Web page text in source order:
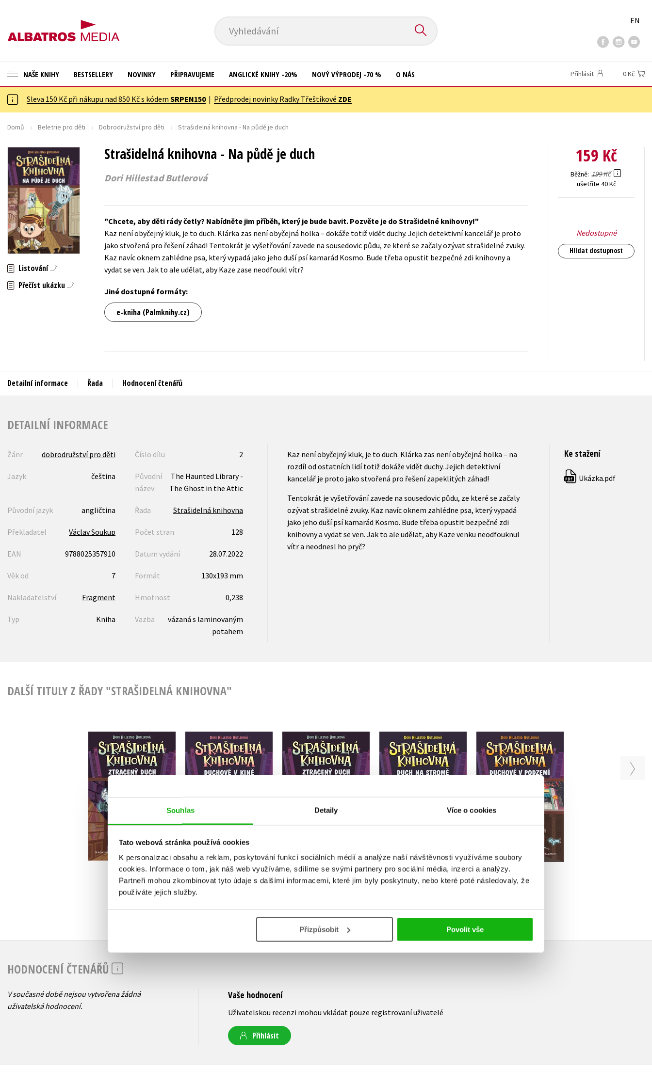
Souhlas Detaily Více o cookies
Tato webová stránka používá cookies
K personalizaci obsahu a reklam, poskytování funkcí sociálních médií a analýze naší návštěvnosti využíváme soubory
cookies. Informace o tom, jak náš web využíváme, sdílíme se svými partnery pro sociální média, inzerci a analýzy.
Partneři mohou zkombinovat tyto údaje s dalšími informacemi, které jim byly poskytnuty, nebo které poté následovaly, že
používáte jejich služby.
Přizpůsobit Povolit vše
Vyhledávání
EN
NAŠE KNIHY
ANGLICKÉ KNIHY -20 %
NOVÝ VÝPRODEJ -70 %
ASTERIX S DÁRKEM
🎁DÁRKOVÉ PUBLIKACE
✉️ DÁRKOVÉ POUKAZY
Auto - moto
Beletrie pro děti
Cestování
Dárkové publikace
Digitální fotografie
Esoterika a duchovní svět
Jazyky
Kalendáře
Kariéra a osobní rozvoj
Komiks
Kuchařky
New Adult
Ostatní
Populárně - naučná pro dospělé
Populárně - naučné pro děti
Předškoláci
Young adult (SK)
Zahraniční literatura
BESTSELLERY NOVINKY PŘIPRAVUJEME ANGLICKÉ KNIHY -20% NOVÝ VÝPRODEJ -70 % O NÁS Přihlásit 0 Kč
Sleva 150 Kč při nákupu nad 850 Kč s kódem SRPEN150| Předprodej novinky Radky Třeštíkové ZDE
Domů Beletrie pro děti Dobrodružství pro děti Strašidelná knihovna - Na půdě je duch
Strašidelná knihovna - Na půdě je duch
Dori Hillestad Butlerová
Listování
Přečíst ukázku
Chcete, aby děti rády četly? Nabídněte jim příběh, který je bude bavit. Pozvěte je do Strašidelné knihovny!
Kaz není obyčejný kluk, je to duch. Klárka zas není obyčejná holka – dokáže totiž vidět duchy. Jejich detektivní kancelář je proto
jako stvořená pro řešení záhad! Tentokrát je vyšetřování zavede na sousedovic půdu, ze které se začaly ozývat strašidelné zvuky.
Kaz navíc oknem zahlédne psa, který vypadá jako jeho duší psí kamarád Kosmo. Bude třeba opustit bezpečné zdi knihovny a
vydat se ven. Jak to ale udělat, aby Kaze zase neodfoukl vítr?
Jiné dostupné formáty:
e-kniha (Palmknihy.cz)
159 Kč
Běžně 199 Kč
ušetříte 40 Kč
Nedostupné
Hlídat dostupnost
Detailní informace Řada Hodnocení čtenářů
DETAILNÍ INFORMACE
Žánr dobrodružství pro děti Číslo dílu 2
Jazyk čeština
Původní
název
The Haunted Library -
The Ghost in the Attic
Původní jazyk angličtina Řada Strašidelná knihovna
Překladatel Václav Soukup Počet stran 128
EAN 9788025357910 Datum vydání 28.07.2022
Věk od 7 Formát 130x193 mm
Nakladatelství Fragment Hmotnost 0,238
Typ Kniha Vazba
vázaná s laminovaným
potahem
Kaz není obyčejný kluk, je to duch. Klárka zas není obyčejná holka – na
rozdíl od ostatních lidí totiž dokáže vidět duchy. Jejich detektivní
kancelář je proto jako stvořená pro řešení zapeklitých záhad!
Tentokrát je vyšetřování zavede na sousedovic půdu, ze které se začaly
ozývat strašidelné zvuky. Kaz navíc oknem zahlédne psa, který vypadá
jako jeho duší psí kamarád Kosmo. Bude třeba opustit bezpečné zdi
knihovny a vydat se ven. Jak to ale udělat, aby Kaze venku neodfouknul
vítr a neodnesl ho pryč?
Ke stažení
PDF Ukázka.pdf
DALŠÍ TITULY Z ŘADY "STRAŠIDELNÁ KNIHOVNA"
Strašidelná knihovna -
Ztracený duch
Dori Hillestad Butlerová
249 Kč
199 Kč
Strašidelná knihovna -
Duchové v kině
Dori Hillestad Butlerová
229 Kč
183 Kč
Strašidelná knihovna -
Ztracený duch
Dori Hillestad Butlerová
Strašidelná knihovna -
Duch na stromě
Dori Hillestad Butlerová
Strašidelná knihovna -
Duchové v podzemí
Dori Hillestad Butlerová
269 Kč
Dori Hillestad
HODNOCENÍ ČTENÁŘŮ
V současné době nejsou vytvořena žádná
uživatelská hodnocení.
Vaše hodnocení
Uživatelskou recenzi mohou vkládat pouze registrovaní uživatelé
Přihlásit